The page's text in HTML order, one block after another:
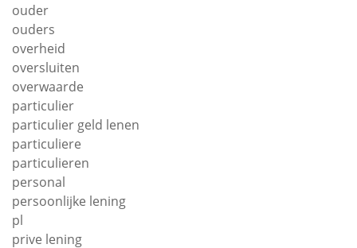
ouder
ouders
overheid
oversluiten
overwaarde
particulier
particulier geld lenen
particuliere
particulieren
personal
persoonlijke lening
pl
prive lening